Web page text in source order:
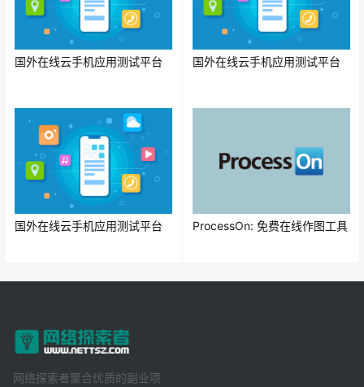
国外在线云手机应用测试平台 国外在线云手机应用测试平台
国外在线云手机应用测试平台 ProcessOn: 免费在线作图工具
网络探索者聚合优质的副业项